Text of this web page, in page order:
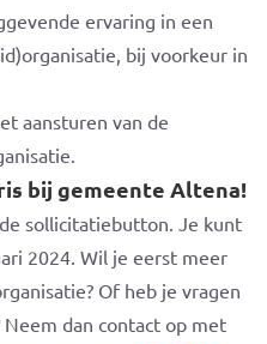
ervaring in een
bij voorkeur in
aansturen van de
bij gemeente Altena!
sollicitatiebutton. Je kunt
2024. Wil je eerst meer
Of heb je vragen
dan contact op met